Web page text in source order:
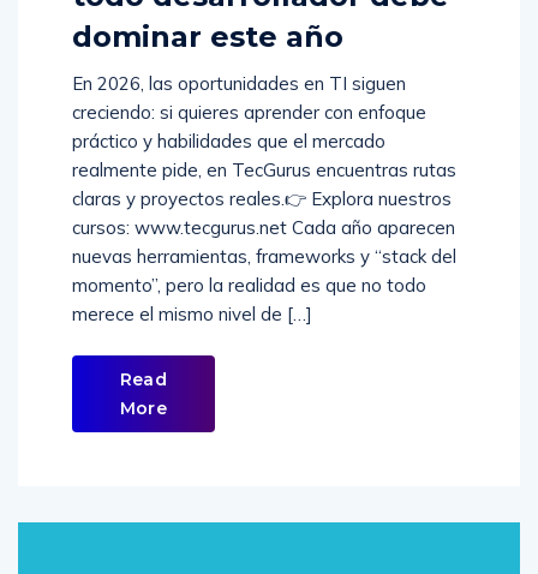
todo desarrollador debe
En 2026, las oportunidades en TI siguen
creciendo: si quieres aprender con enfoque
práctico y habilidades que el mercado
realmente pide, en TecGurus encuentras rutas
claras y proyectos reales.👉 Explora nuestros
cursos: www.tecgurus.net Cada año aparecen
nuevas herramientas, frameworks y “stack del
momento”, pero la realidad es que no todo
Read
More